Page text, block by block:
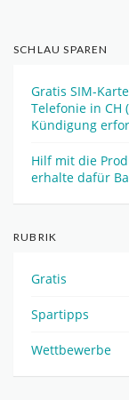
SCHLAU SPAREN
Gratis SIM-
Telefonie in CH
Kündigung
Hilf mit die
erhalte dafür
RUBRIK
Gratis
Spartipps
Wettbewerbe